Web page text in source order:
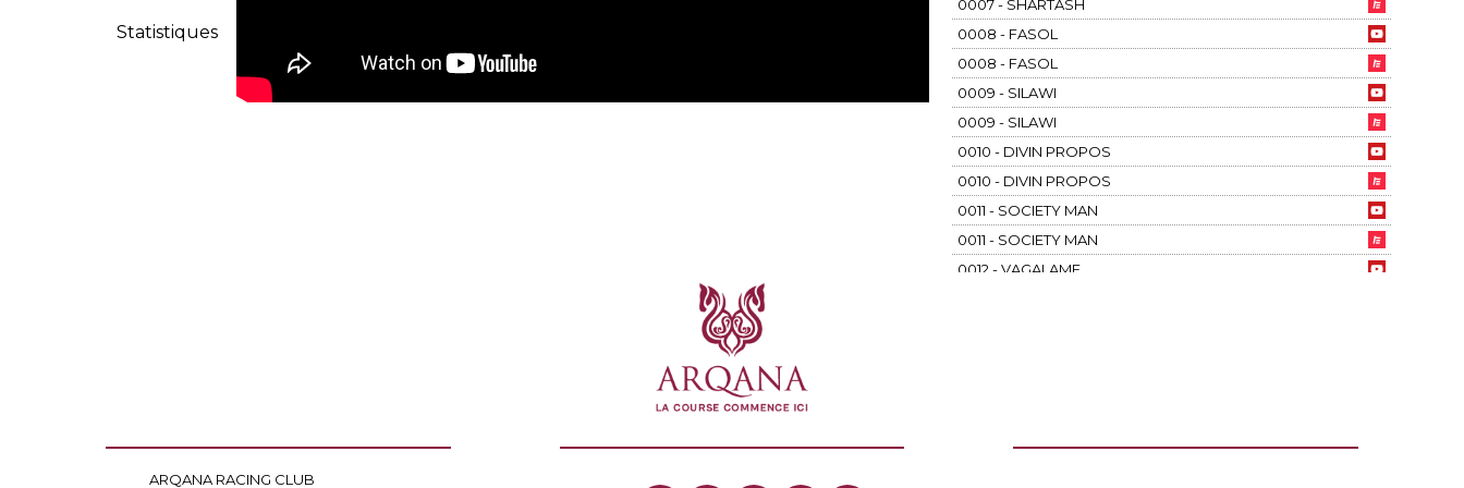
Statistiques
0007 - SHARTASH
0008 - FASOL
0008 - FASOL
0009 - SILAWI
0009 - SILAWI
0010 - DIVIN PROPOS
0010 - DIVIN PROPOS
0011 - SOCIETY MAN
0011 - SOCIETY MAN
0012 - VAGALAME
0015 - JACK DARCY
ARQANA RACING CLUB